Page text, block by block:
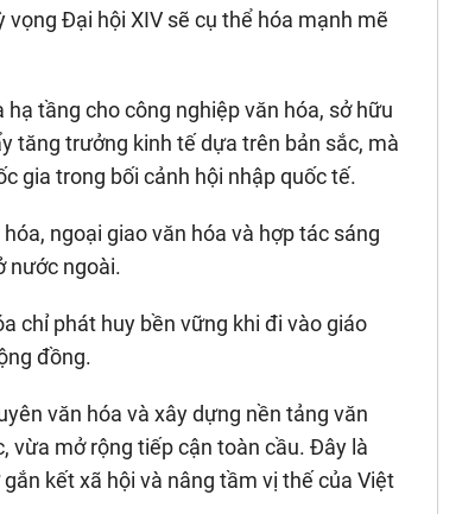
Đại hội XIV sẽ cụ thể hóa mạnh mẽ
tầng cho công nghiệp văn hóa, sở hữu
tăng trưởng kinh tế dựa trên bản sắc, mà
gia trong bối cảnh hội nhập quốc tế.
ngoại giao văn hóa và hợp tác sáng
nước ngoài.
chỉ phát huy bền vững khi đi vào giáo
đồng.
văn hóa và xây dựng nền tảng văn
vừa mở rộng tiếp cận toàn cầu. Đây là
kết xã hội và nâng tầm vị thế của Việt